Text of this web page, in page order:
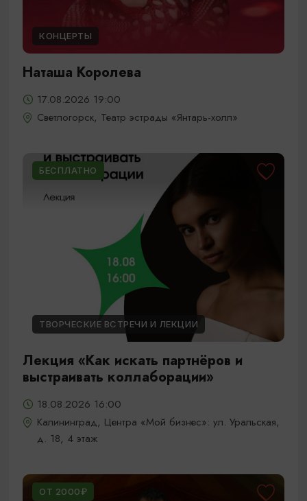
КОНЦЕРТЫ
Наташа Королева
17.08.2026 19:00
Светлогорск, Театр эстрады «Янтарь-холл»
БЕСПЛАТНО
ТВОРЧЕСКИЕ ВСТРЕЧИ И ЛЕКЦИИ
Лекция «Как искать партнёров и
выстраивать коллаборации»
18.08.2026 16:00
Калининград, Центра «Мой бизнес»: ул. Уральская,
д. 18, 4 этаж
ОТ 2000₽